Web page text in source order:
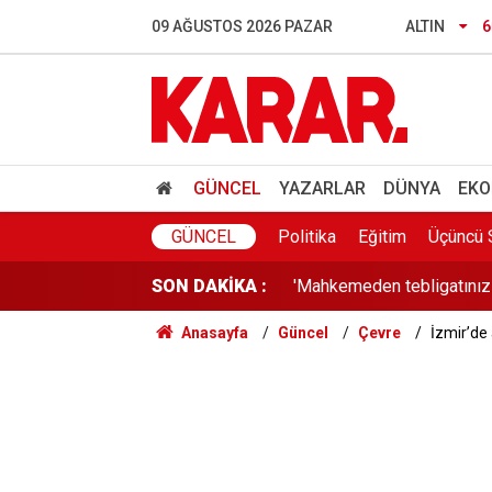
09 AĞUSTOS 2026 PAZAR ALTIN
GÜNCEL YAZARLAR DÜNYA
GÜNCEL Politika Eğitim Üçüncü
SON DAKİKA :
İçme suyu kaynağında
2026 YKS yerleştirme
'Mahkemeden
Bedriye'yi öldürüp
Kuşadası Belediye
Anasayfa Güncel Çevre